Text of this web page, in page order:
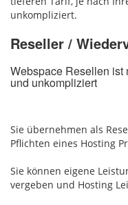
unkompliziert.
Reseller /
Webspace Resellen ist
und unkompliziert
Sie übernehmen als
Pflichten eines Hosting
Sie können eigene
vergeben und Hosting